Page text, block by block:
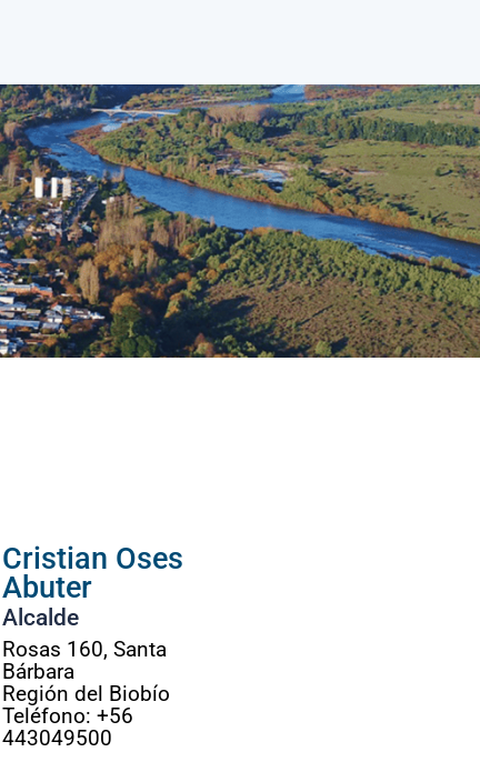
Cristian Oses
Abuter
Alcalde
Rosas 160, Santa
Bárbara
Región del Biobío
Teléfono: +56
443049500